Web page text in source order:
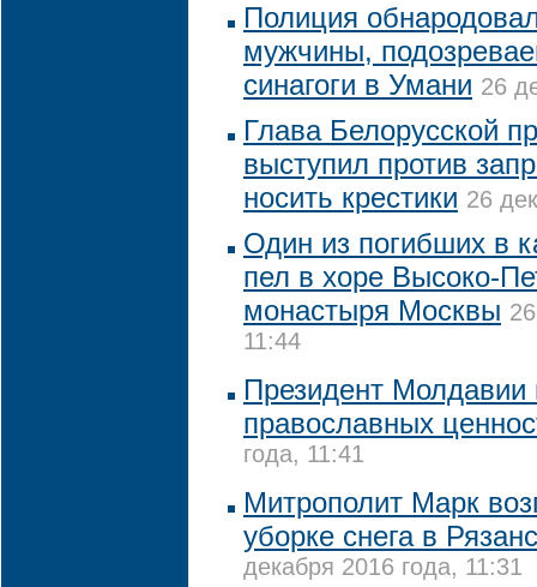
Полиция
мужчины,
синагоги в Умани 26
Глава Белорусской
выступил против
носить крестики 26
Один из погибших в
пел в хоре Высоко-
монастыря Москвы
11:44
Президент
православных
года, 11:41
Митрополит Марк
уборке снега в
декабря 2016 года, 11:31